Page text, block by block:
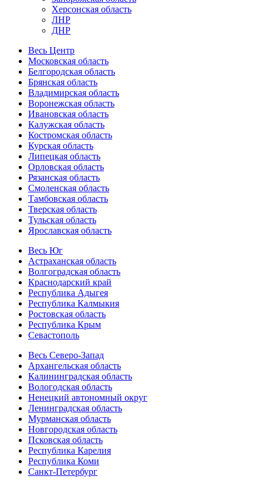
Херсонская область
ЛНР
ДНР
Весь Центр
Московская область
Белгородская область
Брянская область
Владимирская область
Воронежская область
Ивановская область
Калужская область
Костромская область
Курская область
Липецкая область
Орловская область
Рязанская область
Смоленская область
Тамбовская область
Тверская область
Тульская область
Ярославская область
Весь Юг
Астраханская область
Волгоградская область
Краснодарский край
Республика Адыгея
Республика Калмыкия
Ростовская область
Республика Крым
Севастополь
Весь Северо-Запад
Архангельская область
Калининградская область
Вологодская область
Ненецкий автономный округ
Ленинградская область
Мурманская область
Новгородская область
Псковская область
Республика Карелия
Республика Коми
Санкт-Петербург